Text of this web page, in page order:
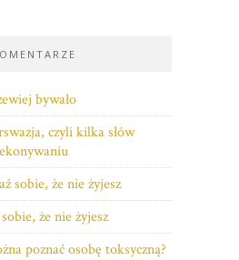
bywało
czyli kilka słów
sobie, że nie żyjesz
że nie żyjesz
poznać osobę toksyczną?